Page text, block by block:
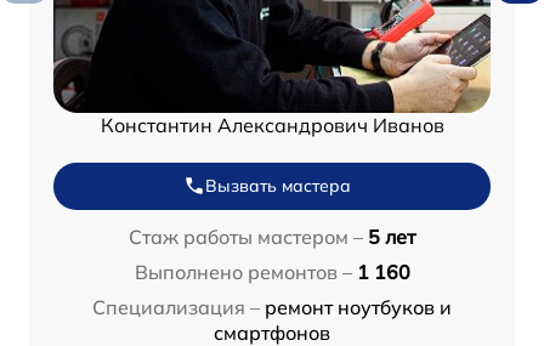
Константин Александрович Иванов
Вызвать мастера
Стаж работы мастером – 5 лет
Выполнено ремонтов – 1 160
Специализация – ремонт ноутбуков и
смартфонов